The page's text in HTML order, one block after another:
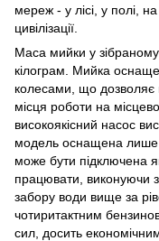
мереж - у лісі, у полі,
цивілізації.
Маса мийки у
кілограм. Мийка
колесами, що дозволяє
місця роботи на
високоякісний насос
модель оснащена лише
може бути підключена
працювати, виконуючи
забору води вище за
чотиритактним
сил, досить